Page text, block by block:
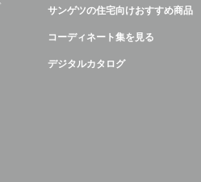
サンゲツの住宅向けおすすめ商品
コーディネート集を見る
デジタルカタログ